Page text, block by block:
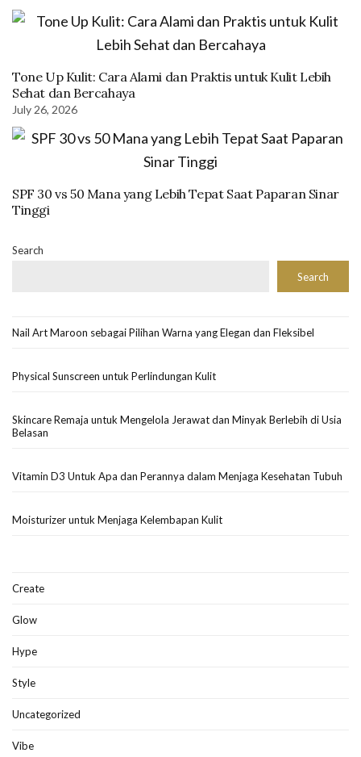
Tone Up Kulit: Cara Alami dan Praktis untuk Kulit Lebih
Sehat dan Bercahaya
July 26, 2026
SPF 30 vs 50 Mana yang Lebih Tepat Saat Paparan Sinar
Tinggi
Search
Search
Nail Art Maroon sebagai Pilihan Warna yang Elegan dan Fleksibel
Physical Sunscreen untuk Perlindungan Kulit
Skincare Remaja untuk Mengelola Jerawat dan Minyak Berlebih di Usia
Belasan
Vitamin D3 Untuk Apa dan Perannya dalam Menjaga Kesehatan Tubuh
Moisturizer untuk Menjaga Kelembapan Kulit
Create
Glow
Hype
Style
Uncategorized
Vibe